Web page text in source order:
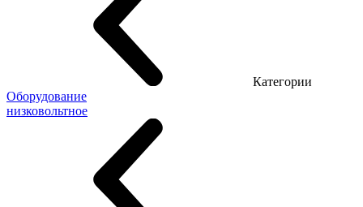
Категории
Оборудование
низковольтное